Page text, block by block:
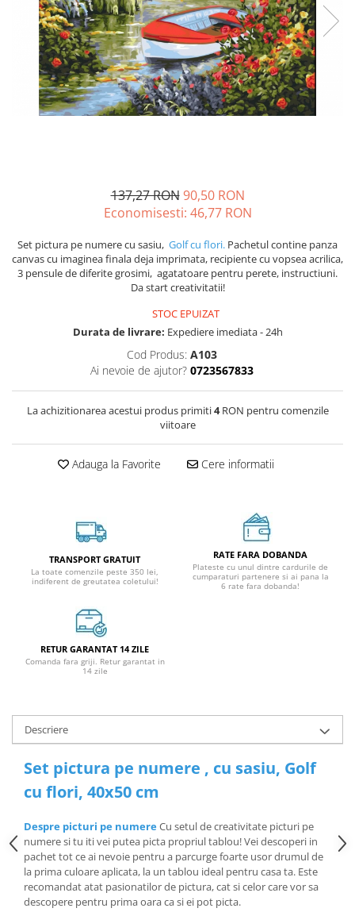
137,27 RON 90,50 RON
Economisesti: 46,77 RON
Set pictura pe numere cu sasiu, Golf cu flori. Pachetul contine panza
canvas cu imaginea finala deja imprimata, recipiente cu vopsea acrilica,
3 pensule de diferite grosimi, agatatoare pentru perete, instructiuni.
Da start creativitatii!
STOC EPUIZAT
Durata de livrare: Expediere imediata - 24h
Cod Produs: A103
Ai nevoie de ajutor? 0723567833
La achizitionarea acestui produs primiti4RON pentru comenzile
viitoare
Adauga la Favorite Cere informatii
TRANSPORT GRATUIT
La toate comenzile peste 350 lei,
indiferent de greutatea coletului!
RATE FARA DOBANDA
Plateste cu unul dintre cardurile de
cumparaturi partenere si ai pana la
6 rate fara dobanda!
RETUR GARANTAT 14 ZILE
Comanda fara griji. Retur garantat in
14 zile
Descriere
Set pictura pe numere , cu sasiu, Golf
cu flori, 40x50 cm
Despre picturi pe numereCu setul de creativitate picturi pe
numere si tu iti vei putea picta propriul tablou! Vei descoperi in
pachet tot ce ai nevoie pentru a parcurge foarte usor drumul de
la prima culoare aplicata, la un tablou ideal pentru casa ta. Este
recomandat atat pasionatilor de pictura, cat si celor care vor sa
descopere pentru prima oara ca si ei pot picta.